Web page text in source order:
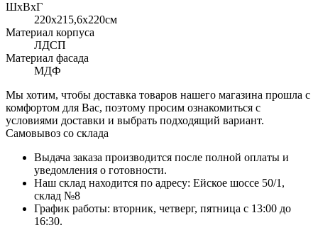
ШхВхГ
220x215,6х220см
Материал корпуса
ЛДСП
Материал фасада
МДФ
Мы хотим, чтобы доставка товаров нашего магазина прошла с
комфортом для Вас, поэтому просим ознакомиться с
условиями доставки и выбрать подходящий вариант.
Самовывоз со склада
Выдача заказа производится после полной оплаты и
уведомления о готовности.
Наш склад находится по адресу: Ейское шоссе 50/1,
склад №8
График работы: вторник, четверг, пятница с 13:00 до
16:30.